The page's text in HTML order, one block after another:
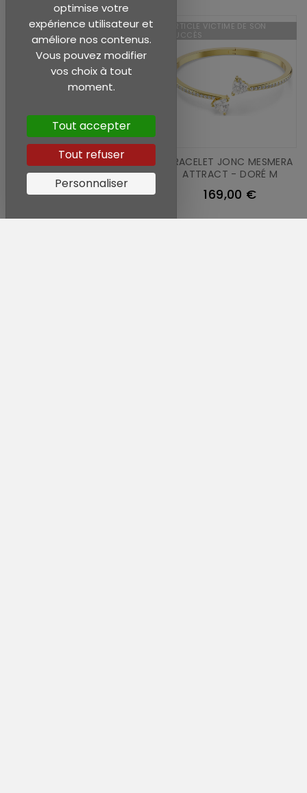
PENDANTS D OREILLES
MILLENIA - DORÉ/CARAMEL
119,00 €
ARTICLE VICTIME DE SON
BRACELET JONC MESMERA
ATTRACT - DORÉ M
169,00 €
ARTICLE VICTIME DE SON
SUCCÈS
optimise votre
expérience utilisateur et
améliore nos contenus.
Vous pouvez modifier
vos choix à tout
moment.
Tout accepter
Tout refuser
Personnaliser